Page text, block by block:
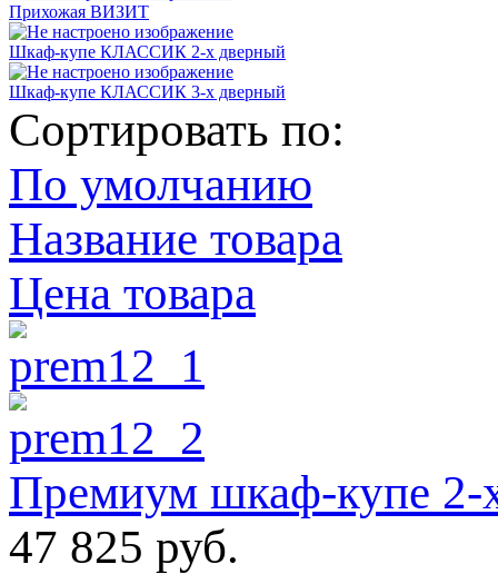
Прихожая ВИЗИТ
Шкаф-купе КЛАССИК 2-х дверный
Шкаф-купе КЛАССИК 3-х дверный
Сортировать по:
По умолчанию
Название товара
Цена товара
Премиум шкаф-купе
47 825 руб.